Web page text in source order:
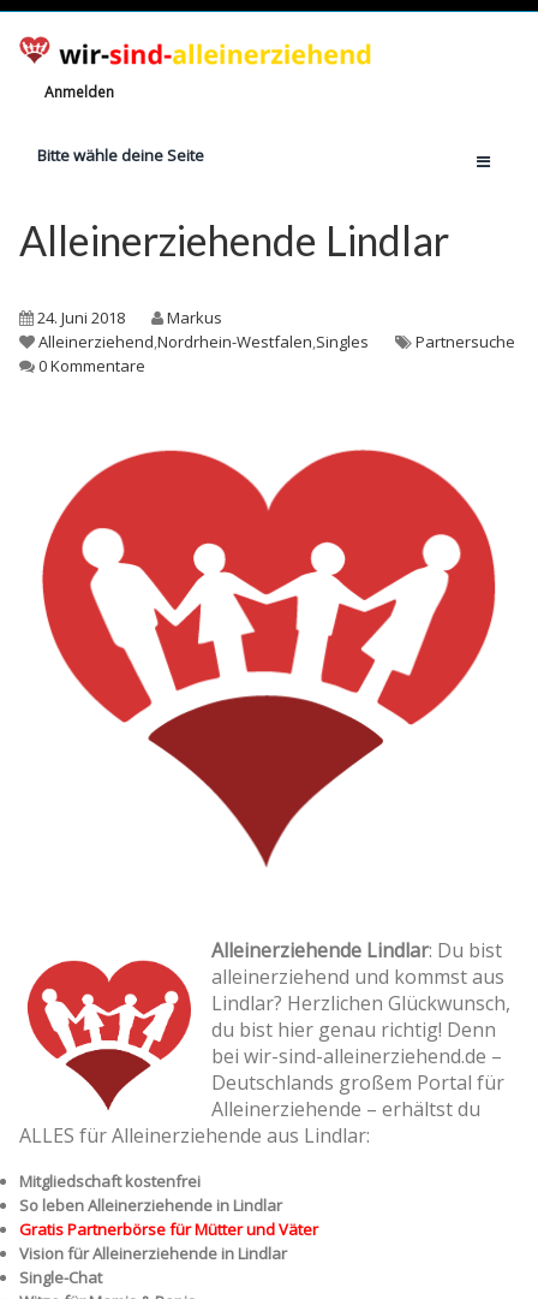
Anmelden
Bitte wähle deine Seite
Jetzt registrieren!
Anzahl Alleinerziehende
Finanzielle Hilfe
Rechte
Alleinerziehende Lindlar
24. Juni 2018
Markus
Alleinerziehend,Nordrhein-Westfalen,Singles
Partnersuche
0 Kommentare
Alleinerziehende Lindlar: Du bist
alleinerziehend und kommst aus
Lindlar? Herzlichen Glückwunsch,
du bist hier genau richtig! Denn
bei wir-sind-alleinerziehend.de –
Deutschlands großem Portal für
Alleinerziehende – erhältst du
ALLES für Alleinerziehende aus Lindlar:
Mitgliedschaft kostenfrei
So leben Alleinerziehende in Lindlar
Gratis Partnerbörse für Mütter und Väter
Vision für Alleinerziehende in Lindlar
Single-Chat